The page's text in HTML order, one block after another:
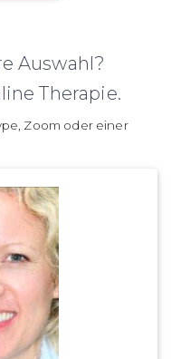
Auswahl?
Therapie.
Zoom oder einer